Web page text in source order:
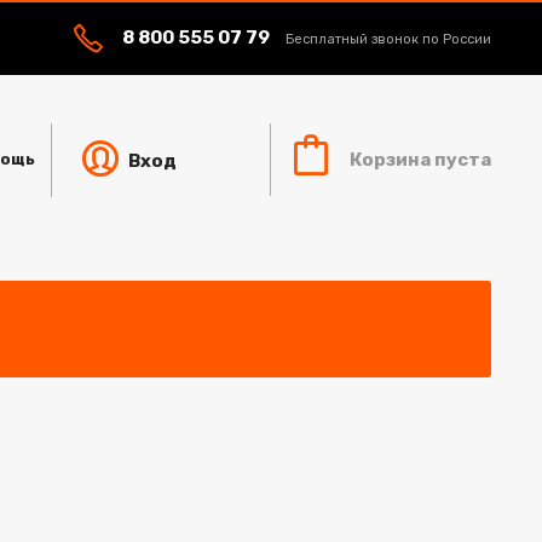
8 800 555 07 79 Бесплатный звонок по России
Корзина пуста
Вход